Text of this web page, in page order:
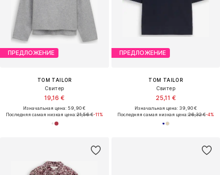
ПРЕДЛОЖЕНИЕ
TOM TAILOR
Свитер
19,16 €
Изначальная цена: 59,90 €
Последняя самая низкая цена:21,56 €-11%
ПРЕДЛОЖЕНИЕ
TOM TAILOR
Свитер
25,11 €
Изначальная цена: 39,90 €
Последняя самая низкая цена:26,32 €-4%